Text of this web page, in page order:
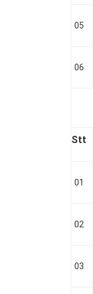
05
06
Stt
01
02
03